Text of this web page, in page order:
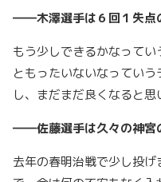
――木澤選手は６回１失点
もう少しできるかなって
ともったいないなってい
し、まだまだ良くなると思
――佐藤選手は久々の神宮
去年の春明治戦で少し投